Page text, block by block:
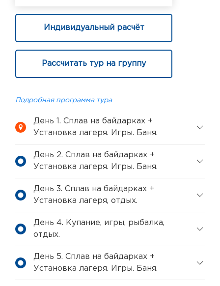
Индивидуальный расчёт
Рассчитать тур на группу
Подробная программа тура
День 1. Сплав на байдарках +
Установка лагеря. Игры. Баня.
День 2. Сплав на байдарках +
Установка лагеря. Игры. Баня.
День 3. Сплав на байдарках +
Установка лагеря, отдых.
День 4. Купание, игры, рыбалка,
отдых.
День 5. Сплав на байдарках +
Установка лагеря. Игры. Баня.